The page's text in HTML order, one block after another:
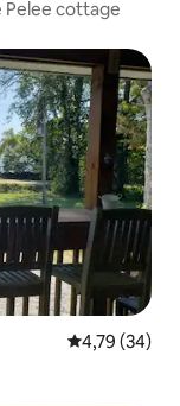
Pelee cottage
Gemiddelde
4,79 (34)